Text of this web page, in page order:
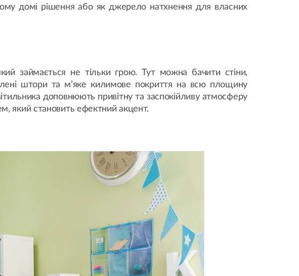
домі рішення або як джерело натхнення для власних
займається не тільки грою. Тут можна бачити стіни,
штори та м’яке килимове покриття на всю площину
доповнюють привітну та заспокійливу атмосферу
який становить ефектний акцент.